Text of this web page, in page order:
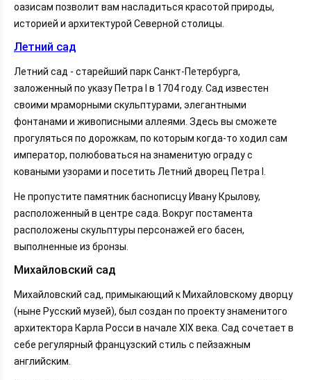
оазисам позволит вам насладиться красотой природы,
историей и архитектурой Северной столицы.
Летний сад
Летний сад - старейший парк Санкт-Петербурга,
заложенный по указу Петра I в 1704 году. Сад известен
своими мраморными скульптурами, элегантными
фонтанами и живописными аллеями. Здесь вы сможете
прогуляться по дорожкам, по которым когда-то ходил сам
император, полюбоваться на знаменитую ограду с
коваными узорами и посетить Летний дворец Петра I.
Не пропустите памятник баснописцу Ивану Крылову,
расположенный в центре сада. Вокруг постамента
расположены скульптуры персонажей его басен,
выполненные из бронзы.
Михайловский сад
Михайловский сад, примыкающий к Михайловскому дворцу
(ныне Русский музей), был создан по проекту знаменитого
архитектора Карла Росси в начале XIX века. Сад сочетает в
себе регулярный французский стиль с пейзажным
английским.